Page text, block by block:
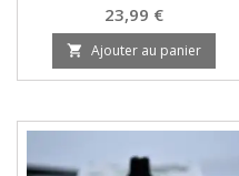
Prix
23,99 €
 Ajouter au panier